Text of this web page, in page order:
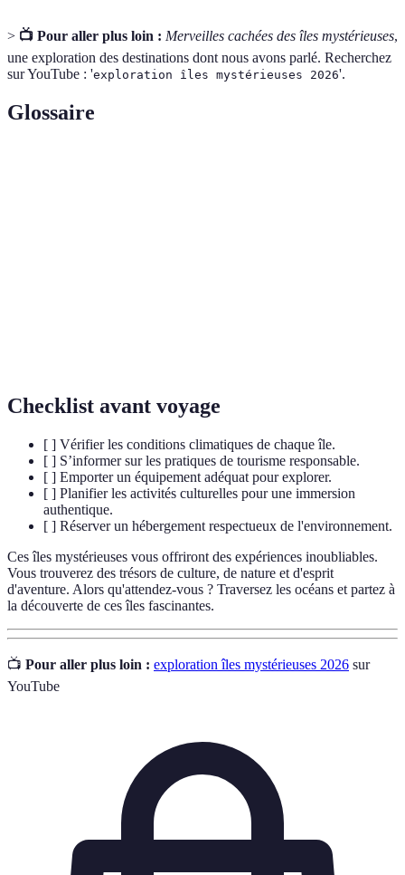
> 📺 Pour aller plus loin : Merveilles cachées des îles mystérieuses,
une exploration des destinations dont nous avons parlé. Recherchez
sur YouTube : 'exploration îles mystérieuses 2026'.
Glossaire
Checklist avant voyage
[ ] Vérifier les conditions climatiques de chaque île.
[ ] S’informer sur les pratiques de tourisme responsable.
[ ] Emporter un équipement adéquat pour explorer.
[ ] Planifier les activités culturelles pour une immersion
authentique.
[ ] Réserver un hébergement respectueux de l'environnement.
Ces îles mystérieuses vous offriront des expériences inoubliables.
Vous trouverez des trésors de culture, de nature et d'esprit
d'aventure. Alors qu'attendez-vous ? Traversez les océans et partez à
la découverte de ces îles fascinantes.
📺 Pour aller plus loin : exploration îles mystérieuses 2026 sur
YouTube